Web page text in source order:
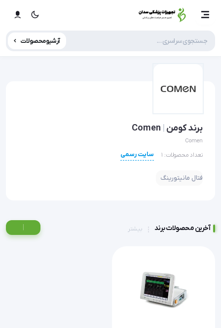
آرشیو محصولات
برند کومن
Comen
تعداد محصولات: 1 سایت رسمی
فتال مانیتورینگ
آخرین محصولات برند بیشتر |